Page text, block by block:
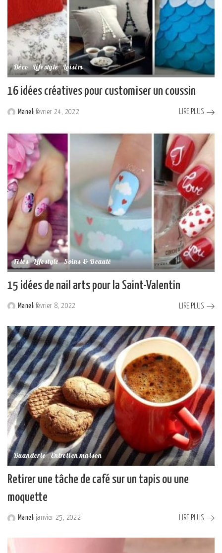
Déco Lifestyle Loisirs
16 idées créatives pour customiser un coussin
Posted
Manel février 24, 2022 LIRE PLUS
Fêtes Lifestyle Soins & Beauté
15 idées de nail arts pour la Saint-Valentin
Manel février 8, 2022 LIRE PLUS
Buanderie Entretien maison
Retirer une tâche de café sur un tapis ou une
moquette
Posted
Manel janvier 25, 2022 LIRE PLUS